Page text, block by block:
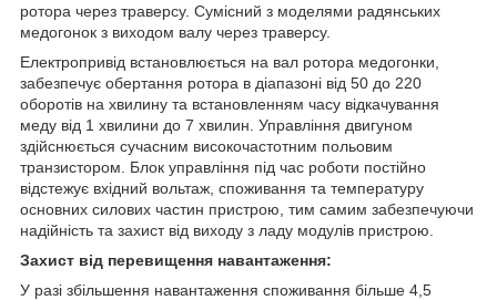
ротора через траверсу. Сумісний з моделями радянських
медогонок з виходом валу через траверсу.
Електропривід встановлюється на вал ротора медогонки,
забезпечує обертання ротора в діапазоні від 50 до 220
оборотів на хвилину та встановленням часу відкачування
меду від 1 хвилини до 7 хвилин. Управління двигуном
здійснюється сучасним високочастотним польовим
транзистором. Блок управління під час роботи постійно
відстежує вхідний вольтаж, споживання та температуру
основних силових частин пристрою, тим самим забезпечуючи
надійність та захист від виходу з ладу модулів пристрою.
Захист від перевищення навантаження:
У разі збільшення навантаження споживання більше 4,5